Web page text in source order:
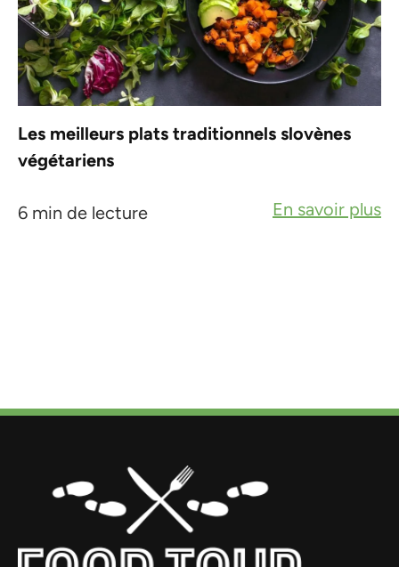
Les meilleurs plats traditionnels slovènes
végétariens
6 min de lecture En savoir plus